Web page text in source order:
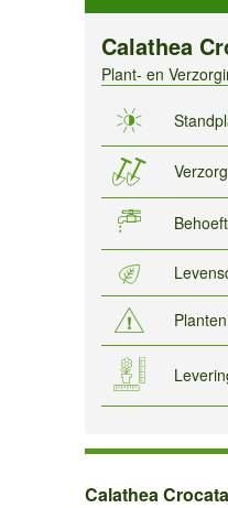
Calathea
Plant- en
Calathea
Calathea Crocata